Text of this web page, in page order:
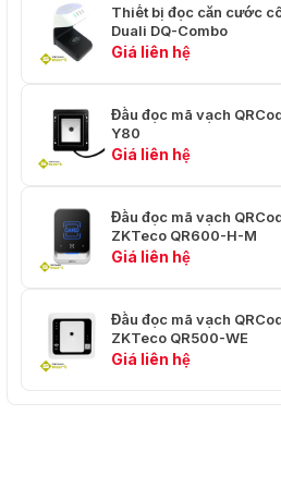
Nhiệt độ bảo
quản
-40 °C ~ + 70
Độ ẩm
5% đến 95%
ngưng tụ
Ánh sáng
Tiêu chuẩn IP65 chống
Bảo hành 2 năm
Thiết bị đọc căn cước
Duali DQ-Combo
Giá liên hệ
Đầu đọc mã vạch
Y80
Giá liên hệ
Đầu đọc mã vạch
ZKTeco QR600-H-M
Giá liên hệ
Đầu đọc mã vạch
ZKTeco QR500-WE
Giá liên hệ